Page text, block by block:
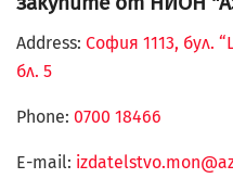
Address: София 1113, бул.
бл. 5
Phone: 0700 18466
Е-mail: